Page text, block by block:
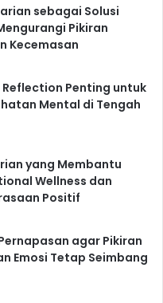
tidur. Praktikkan
meditasi, yoga, atau
Paling
untuk Menjaga
Hidup Sehat yang
Tubuh Fit dan
sebagai Solusi
Pikiran
Kecemasan
Penting untuk
Mental di Tengah
yang Membantu
Wellness dan
Positif
agar Pikiran
Emosi Tetap Seimbang